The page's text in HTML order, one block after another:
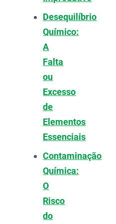
Desequilíbrio
Químico:
A
Falta
ou
Excesso
de
Elementos
Essenciais
Contaminação
Química:
O
Risco
do